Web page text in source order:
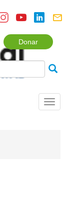
Donar